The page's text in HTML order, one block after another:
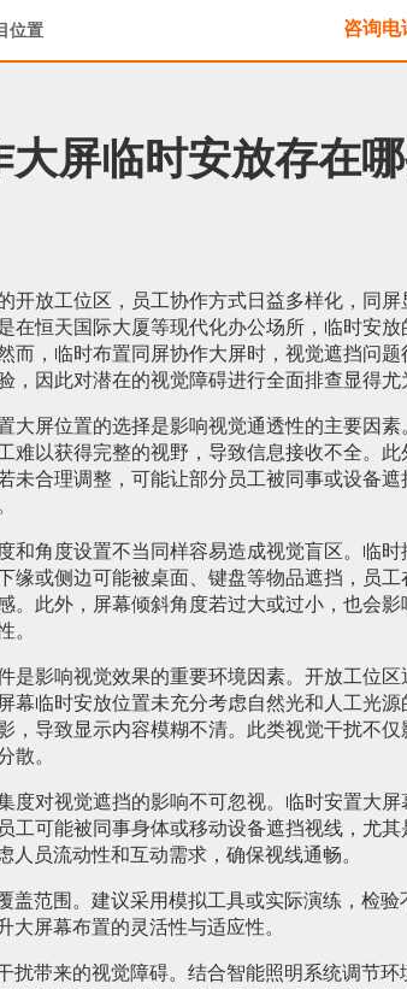
位置 咨询电
屏临时安放存在
开放工位区，员工协作方式日益多样化，同
在恒天国际大厦等现代化办公场所，临时安
而，临时布置同屏协作大屏时，视觉遮挡问
，因此对潜在的视觉障碍进行全面排查显得尤
大屏位置的选择是影响视觉通透性的主要因
难以获得完整的视野，导致信息接收不全。
未合理调整，可能让部分员工被同事或设备
和角度设置不当同样容易造成视觉盲区。临
缘或侧边可能被桌面、键盘等物品遮挡，员
。此外，屏幕倾斜角度若过大或过小，也会
。
是影响视觉效果的重要环境因素。开放工位
幕临时安放位置未充分考虑自然光和人工光
，导致显示内容模糊不清。此类视觉干扰不
散。
度对视觉遮挡的影响不可忽视。临时安置大
工可能被同事身体或移动设备遮挡视线，尤
员流动性和互动需求，确保视线通畅。
范围。建议采用模拟工具或实际演练，检验
屏幕布置的灵活性与适应性。
带来的视觉障碍。结合智能照明系统调节环